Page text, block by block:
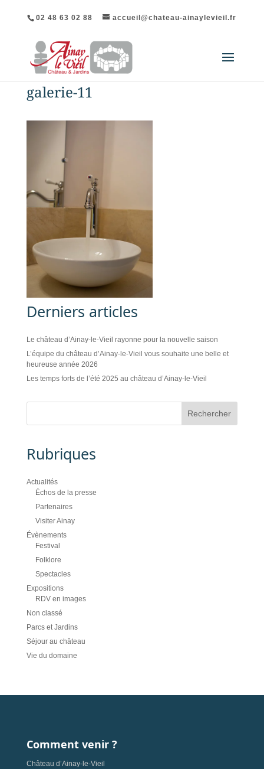
02 48 63 02 88 accueil@chateau-ainaylevieil.fr
galerie-11
Derniers articles
Le château d’Ainay-le-Vieil rayonne pour la nouvelle saison
L’équipe du château d’Ainay-le-Vieil vous souhaite une belle et
heureuse année 2026
Les temps forts de l’été 2025 au château d’Ainay-le-Vieil
Rubriques
Actualités
Échos de la presse
Partenaires
Visiter Ainay
Évènements
Festival
Folklore
Spectacles
Expositions
RDV en images
Non classé
Parcs et Jardins
Séjour au château
Vie du domaine
Comment venir ?
Château d’Ainay-le-Vieil